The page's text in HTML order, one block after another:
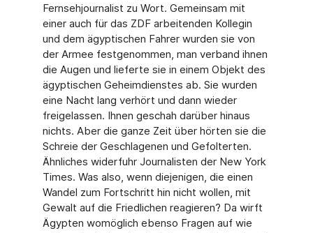
Fernsehjournalist zu Wort. Gemeinsam mit
einer auch für das ZDF arbeitenden Kollegin
und dem ägyptischen Fahrer wurden sie von
der Armee festgenommen, man verband ihnen
die Augen und lieferte sie in einem Objekt des
ägyptischen Geheimdienstes ab. Sie wurden
eine Nacht lang verhört und dann wieder
freigelassen. Ihnen geschah darüber hinaus
nichts. Aber die ganze Zeit über hörten sie die
Schreie der Geschlagenen und Gefolterten.
Ähnliches widerfuhr Journalisten der New York
Times. Was also, wenn diejenigen, die einen
Wandel zum Fortschritt hin nicht wollen, mit
Gewalt auf die Friedlichen reagieren? Da wirft
Ägypten womöglich ebenso Fragen auf wie